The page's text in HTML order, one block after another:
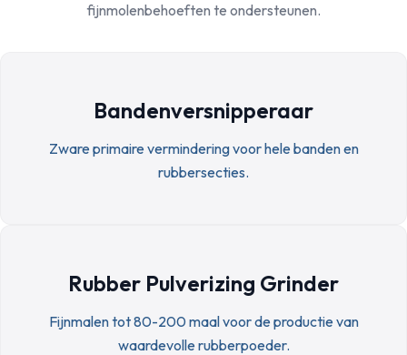
fijnmolenbehoeften te ondersteunen.
Bandenversnipperaar
Zware primaire vermindering voor hele banden en
rubbersecties.
Rubber Pulverizing Grinder
Fijnmalen tot 80-200 maal voor de productie van
waardevolle rubberpoeder.